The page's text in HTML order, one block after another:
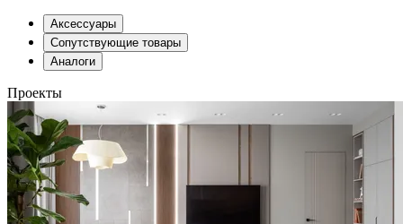
Аксессуары
Сопутствующие товары
Аналоги
Проекты